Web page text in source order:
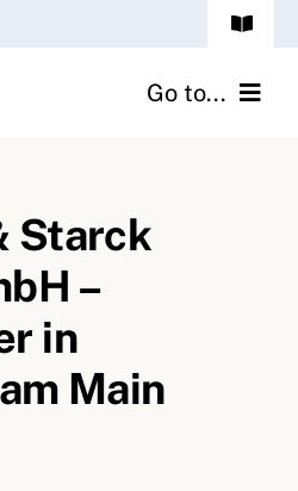
Toggle
Go to...
Starck
–
in
Main